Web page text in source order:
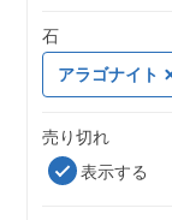
石
アラゴナイト
売り切れ
表示する